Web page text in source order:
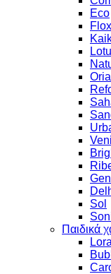
Eco
Flox
Oria
Sol
Παιδικά